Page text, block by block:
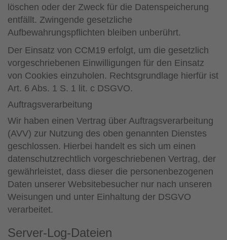
löschen oder der Zweck für die Datenspeicherung
entfällt. Zwingende gesetzliche
Aufbewahrungspflichten bleiben unberührt.
Der Einsatz von CCM19 erfolgt, um die gesetzlich
vorgeschriebenen Einwilligungen für den Einsatz
von Cookies einzuholen. Rechtsgrundlage hierfür ist
Art. 6 Abs. 1 S. 1 lit. c DSGVO.
Auftragsverarbeitung
Wir haben einen Vertrag über Auftragsverarbeitung
(AVV) zur Nutzung des oben genannten Dienstes
geschlossen. Hierbei handelt es sich um einen
datenschutzrechtlich vorgeschriebenen Vertrag, der
gewährleistet, dass dieser die personenbezogenen
Daten unserer Websitebesucher nur nach unseren
Weisungen und unter Einhaltung der DSGVO
verarbeitet.
Server-Log-Dateien